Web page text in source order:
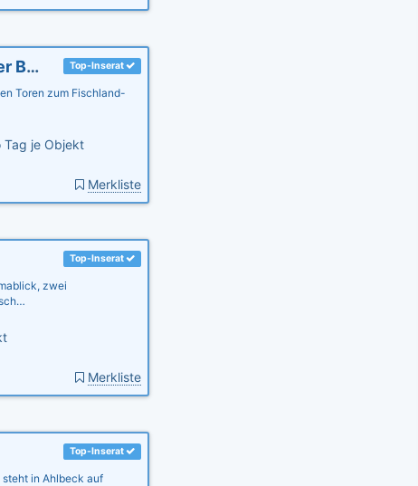
Top-Inserat
Landhaus am Teich - Ferienhaus lila - Saaler Bodden - Ostsee
Toren zum Fischland-
Tag je Objekt
Merkliste
Top-Inserat
zwei
Merkliste
Top-Inserat
steht in Ahlbeck auf